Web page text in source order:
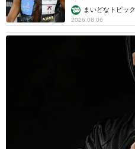
まいどなトピック
2026.08.06